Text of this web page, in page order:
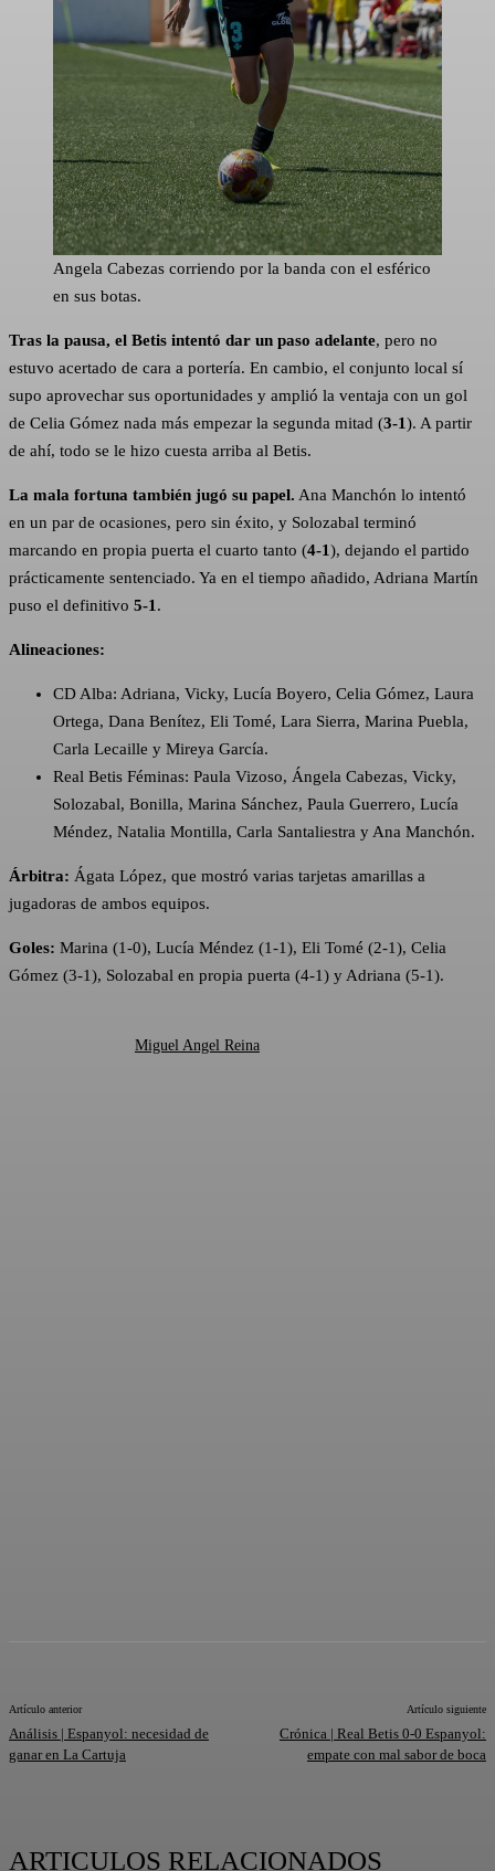
Angela Cabezas corriendo por la banda con el esférico
en sus botas.
Tras la pausa, el Betis intentó dar un paso adelante, pero no
estuvo acertado de cara a portería. En cambio, el conjunto local sí
supo aprovechar sus oportunidades y amplió la ventaja con un gol
de Celia Gómez nada más empezar la segunda mitad (3-1). A partir
de ahí, todo se le hizo cuesta arriba al Betis.
La mala fortuna también jugó su papel. Ana Manchón lo intentó
en un par de ocasiones, pero sin éxito, y Solozabal terminó
marcando en propia puerta el cuarto tanto (4-1), dejando el partido
prácticamente sentenciado. Ya en el tiempo añadido, Adriana Martín
puso el definitivo 5-1 .
Alineaciones:
CD Alba: Adriana, Vicky, Lucía Boyero, Celia Gómez, Laura
Ortega, Dana Benítez, Eli Tomé, Lara Sierra, Marina Puebla,
Carla Lecaille y Mireya García.
Real Betis Féminas: Paula Vizoso, Ángela Cabezas, Vicky,
Solozabal, Bonilla, Marina Sánchez, Paula Guerrero, Lucía
Méndez, Natalia Montilla, Carla Santaliestra y Ana Manchón.
Árbitra: Ágata López, que mostró varias tarjetas amarillas a
jugadoras de ambos equipos.
Goles: Marina (1-0), Lucía Méndez (1-1), Eli Tomé (2-1), Celia
Gómez (3-1), Solozabal en propia puerta (4-1) y Adriana (5-1).
Miguel Angel Reina
Artículo anterior
Análisis | Espanyol: necesidad de
ganar en La Cartuja
Artículo siguiente
Crónica | Real Betis 0-0 Espanyol:
empate con mal sabor de boca
ARTICULOS RELACIONADOS